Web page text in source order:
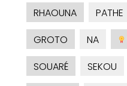
RHAOUNA
PATHE
GROTO
NA
SOUARÉ
SEKOU